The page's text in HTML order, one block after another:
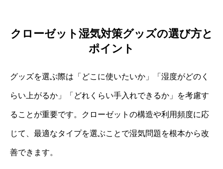
クローゼット湿気対策グッズの選び方と
ポイント
グッズを選ぶ際は「どこに使いたいか」「湿度がどのく
らい上がるか」「どれくらい手入れできるか」を考慮す
ることが重要です。クローゼットの構造や利用頻度に応
じて、最適なタイプを選ぶことで湿気問題を根本から改
善できます。